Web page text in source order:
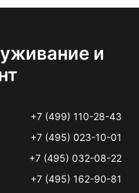
и
+7 (499) 110-28-43
+7 (495) 023-10-01
+7 (495) 032-08-22
+7 (495) 162-90-81